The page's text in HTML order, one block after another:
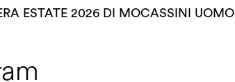
ESTATE 2026 DI MOCASSINI UOMO